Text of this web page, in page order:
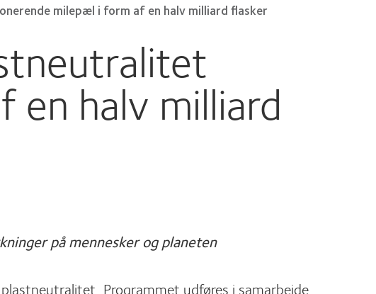
milepæl i form af en halv milliard flasker
halv milliard
på mennesker og planeten
Programmet udføres i samarbejde